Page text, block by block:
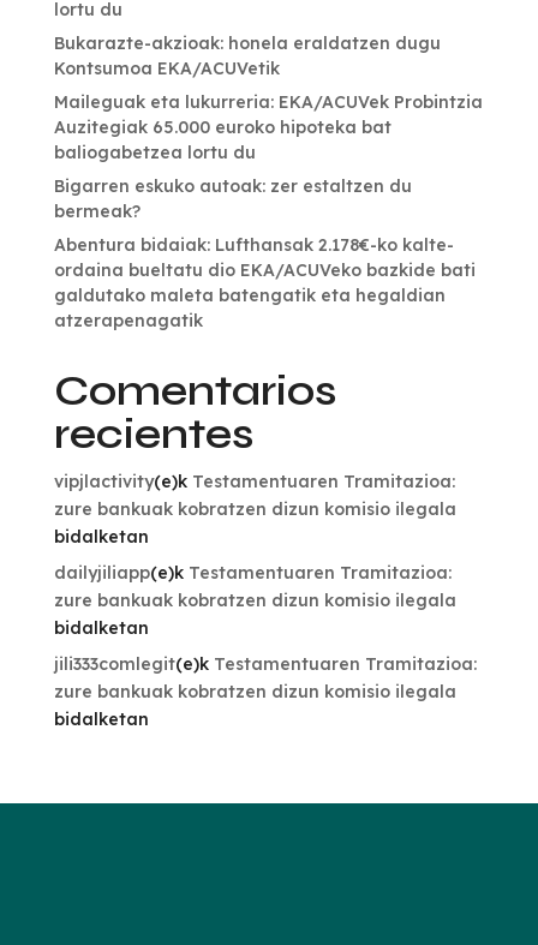
lortu du
Bukarazte-akzioak: honela eraldatzen dugu
Kontsumoa EKA/ACUVetik
Maileguak eta lukurreria: EKA/ACUVek Probintzia
Auzitegiak 65.000 euroko hipoteka bat
baliogabetzea lortu du
Bigarren eskuko autoak: zer estaltzen du
bermeak?
Abentura bidaiak: Lufthansak 2.178€-ko kalte-
ordaina bueltatu dio EKA/ACUVeko bazkide bati
galdutako maleta batengatik eta hegaldian
atzerapenagatik
Comentarios
recientes
vipjlactivity(e)k Testamentuaren Tramitazioa:
zure bankuak kobratzen dizun komisio ilegala
bidalketan
dailyjiliapp(e)k Testamentuaren Tramitazioa:
zure bankuak kobratzen dizun komisio ilegala
bidalketan
jili333comlegit(e)k Testamentuaren Tramitazioa:
zure bankuak kobratzen dizun komisio ilegala
bidalketan